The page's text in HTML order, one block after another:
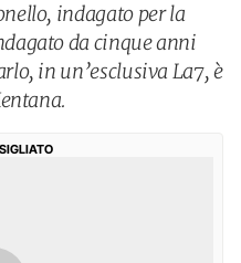
indagato per la
da cinque anni
in un’esclusiva La7, è